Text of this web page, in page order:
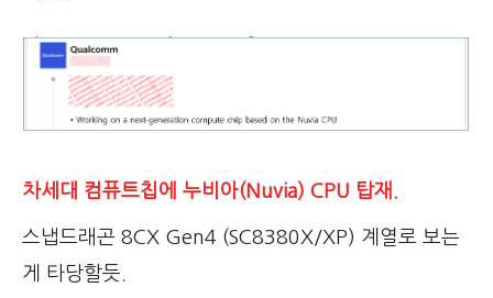
차세대 컴퓨트칩에 누비아(Nuvia) CPU 탑재.
스냅드래곤 8CX Gen4 (SC8380X/XP) 계열로 보는
게 타당할듯.